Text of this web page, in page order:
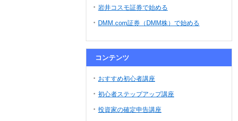
岩井コスモ証券で始める
DMM.com証券（DMM株）で始める
コンテンツ
おすすめ初心者講座
初心者ステップアップ講座
投資家の確定申告講座